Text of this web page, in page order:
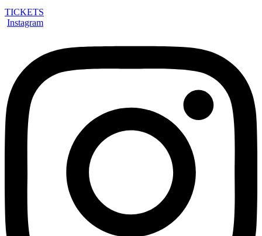
TICKETS
Instagram